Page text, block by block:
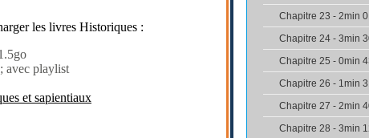
Chapitre 23 - 2min
Chapitre 24 - 3min
Chapitre 25 - 0min
Chapitre 26 - 1min
Chapitre 27 - 2min
Chapitre 28 - 3min
les livres Historiques :
avec playlist
et sapientiaux